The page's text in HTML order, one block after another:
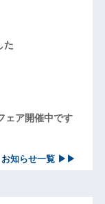
た
ェア開催中です
お知らせ一覧 ▶▶